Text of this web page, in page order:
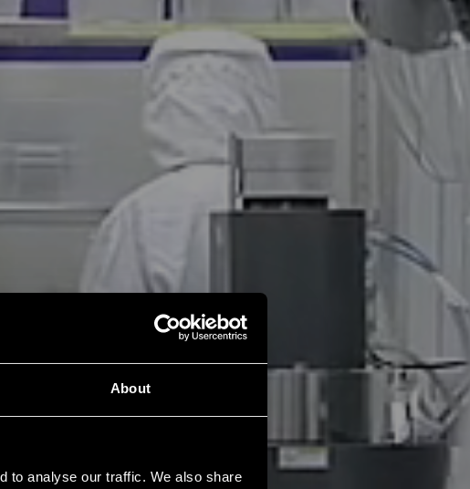
About
to analyse our traffic. We also share